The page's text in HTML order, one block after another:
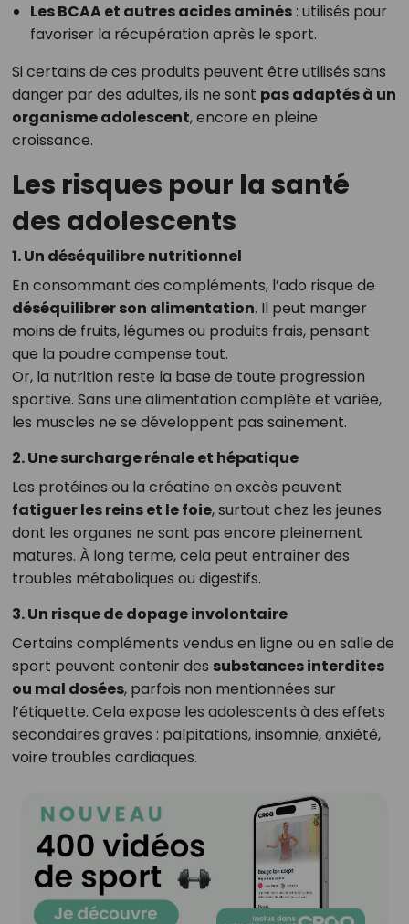
Les BCAA et autres acides aminés: utilisés pour
favoriser la récupération après le sport.
Si certains de ces produits peuvent être utilisés sans
danger par des adultes, ils ne sont pas adaptés à un
organisme adolescent, encore en pleine
croissance.
Les risques pour la santé
des adolescents
1. Un déséquilibre nutritionnel
En consommant des compléments, l’ado risque de
déséquilibrer son alimentation. Il peut manger
moins de fruits, légumes ou produits frais, pensant
que la poudre compense tout.
Or, la nutrition reste la base de toute progression
sportive. Sans une alimentation complète et variée,
les muscles ne se développent pas sainement.
2. Une surcharge rénale et hépatique
Les protéines ou la créatine en excès peuvent
fatiguer les reins et le foie, surtout chez les jeunes
dont les organes ne sont pas encore pleinement
matures. À long terme, cela peut entraîner des
troubles métaboliques ou digestifs.
3. Un risque de dopage involontaire
Certains compléments vendus en ligne ou en salle de
sport peuvent contenir des substances interdites
ou mal dosées, parfois non mentionnées sur
l’étiquette. Cela expose les adolescents à des effets
secondaires graves : palpitations, insomnie, anxiété,
voire troubles cardiaques.